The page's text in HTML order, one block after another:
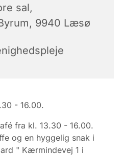
sal,
9940 Læsø
- 16.00.
fra kl. 13.30 - 16.00.
og en hyggelig snak i
" Kærmindevej 1 i